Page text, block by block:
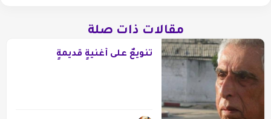
مقالات ذات صلة
تنويعٌ على أغنيةٍ قديمةٍ